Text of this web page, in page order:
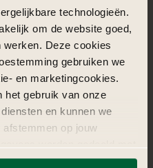
technologieën.
om de website goed,
werken. Deze cookies
gebruiken we
en marketingcookies.
het gebruik van onze
en kunnen we
op jouw